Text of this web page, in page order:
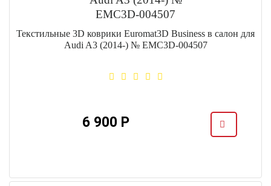
Текстильные 3D коврики Euromat3D Business в салон для
Audi A3 (2014-) № EMC3D-004507
6 900 Р